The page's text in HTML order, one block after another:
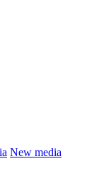
New media